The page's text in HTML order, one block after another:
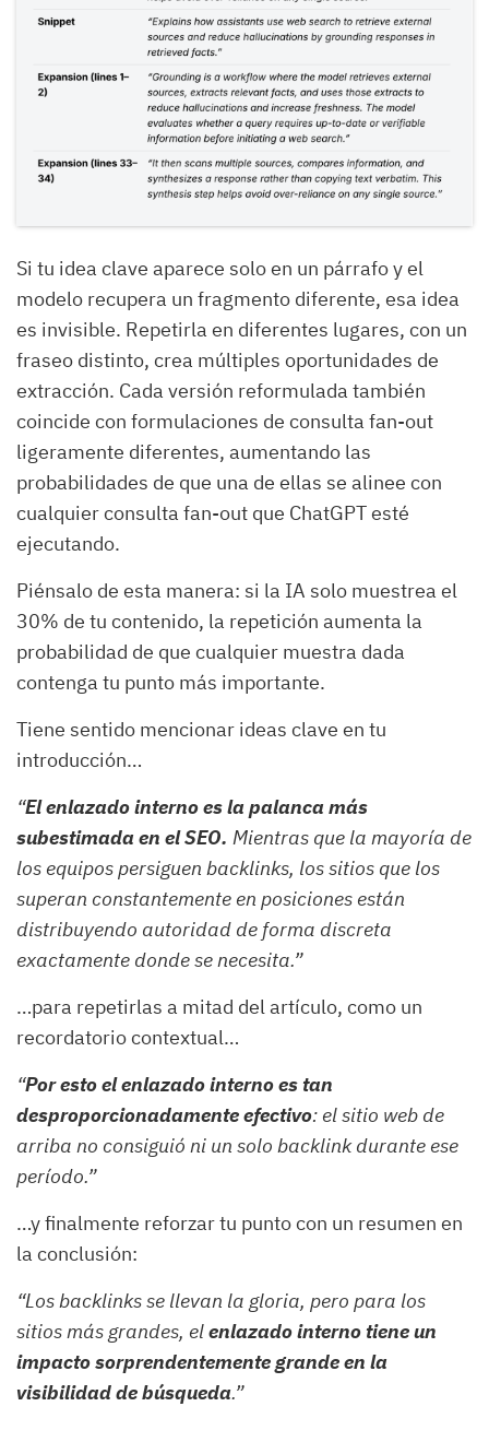
Si tu idea clave aparece solo en un párrafo y el
modelo recupera un fragmento diferente, esa idea
es invisible. Repetirla en diferentes lugares, con un
fraseo distinto, crea múltiples oportunidades de
extracción. Cada versión reformulada también
coincide con formulaciones de consulta fan-out
ligeramente diferentes, aumentando las
probabilidades de que una de ellas se alinee con
cualquier consulta fan-out que ChatGPT esté
ejecutando.
Piénsalo de esta manera: si la IA solo muestrea el
30% de tu contenido, la repetición aumenta la
probabilidad de que cualquier muestra dada
contenga tu punto más importante.
Tiene sentido mencionar ideas clave en tu
introducción…
“El enlazado interno es la palanca más
subestimada en el SEO. Mientras que la mayoría de
los equipos persiguen backlinks, los sitios que los
superan constantemente en posiciones están
distribuyendo autoridad de forma discreta
exactamente donde se necesita.”
…para repetirlas a mitad del artículo, como un
recordatorio contextual…
“Por esto el enlazado interno es tan
desproporcionadamente efectivo: el sitio web de
arriba no consiguió ni un solo backlink durante ese
período.”
…y finalmente reforzar tu punto con un resumen en
la conclusión:
“Los backlinks se llevan la gloria, pero para los
sitios más grandes, elenlazado interno tiene un
impacto sorprendentemente grande en la
visibilidad de búsqueda.”